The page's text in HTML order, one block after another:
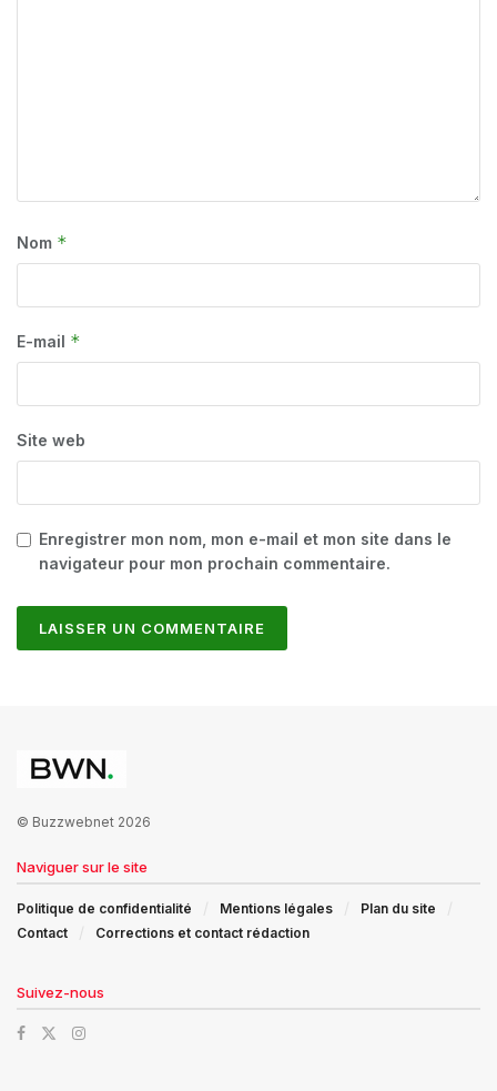
Nom *
E-mail *
Site web
Enregistrer mon nom, mon e-mail et mon site dans le
navigateur pour mon prochain commentaire.
© Buzzwebnet 2026
Naviguer sur le site
Politique de confidentialité Mentions légales
Plan du site
Contact
Corrections et contact rédaction
Suivez-nous